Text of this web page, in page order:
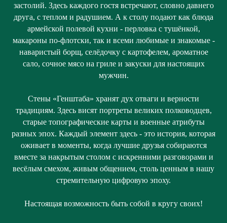
застолий. Здесь каждого гостя встречают, словно давнего
друга, с теплом и радушием. А к столу подают как блюда
армейской полевой кухни - перловка с тушёнкой,
макароны по-флотски, так и всеми любимые и знакомые -
наваристый борщ, селёдочку с картофелем, ароматное
сало, сочное мясо на гриле и закуски для настоящих
мужчин.
Стены «Генштаба» хранят дух отваги и верности
традициям. Здесь висят портреты великих полководцев,
старые топографические карты и военные атрибуты
разных эпох. Каждый элемент здесь - это история, которая
оживает в моменты, когда лучшие друзья собираются
вместе за накрытым столом с искренними разговорами и
весёлым смехом, живым общением, столь ценным в нашу
стремительную цифровую эпоху.
Настоящая возможность быть собой в кругу своих!